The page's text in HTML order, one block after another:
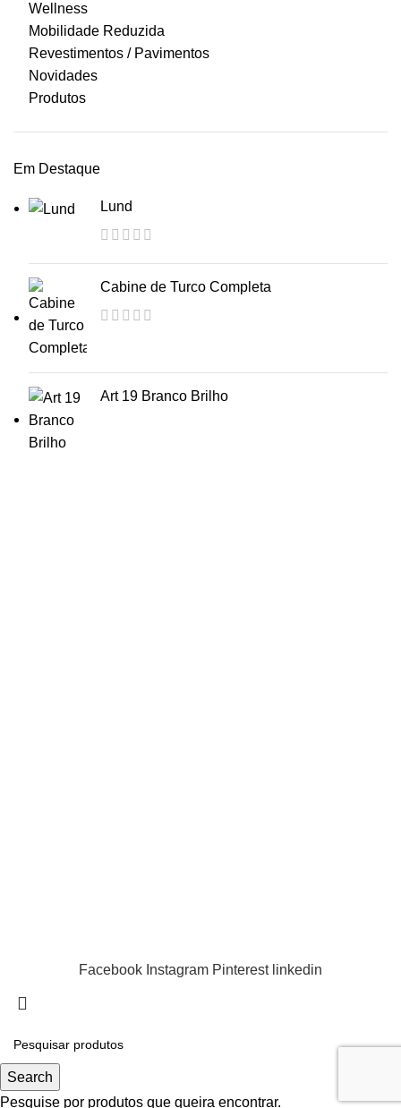
Wellness
Mobilidade Reduzida
Revestimentos / Pavimentos
Novidades
Produtos
Em Destaque
Lund
Cabine de Turco Completa
Art 19 Branco Brilho
Facebook Instagram Pinterest linkedin
Search
Pesquise por produtos que queira encontrar.